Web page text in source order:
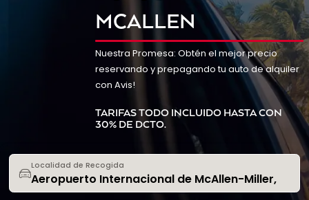
MCALLEN
Nuestra Promesa: Obtén el mejor precio
reservando y prepagando tu auto de alquiler
con Avis!
TARIFAS TODO INCLUIDO HASTA CON
30% DE DCTO.
Localidad de Recogida